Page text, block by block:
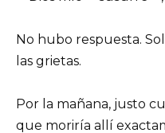
No hubo respuesta.
las grietas.
Por la mañana, justo
que moriría allí